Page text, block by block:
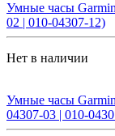
Умные часы
02 | 010-04307-12)
Нет в наличии
Умные часы
04307-03 | 010-